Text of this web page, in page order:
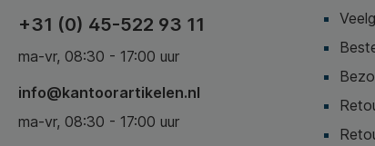
+31 (0) 45-522 93 11
ma-vr, 08:30 - 17:00 uur
info@kantoorartikelen.nl
ma-vr, 08:30 - 17:00 uur